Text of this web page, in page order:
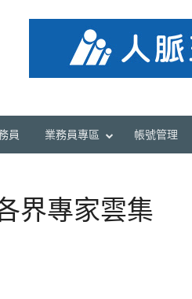
員 業務員專區 帳號管理
界專家雲集